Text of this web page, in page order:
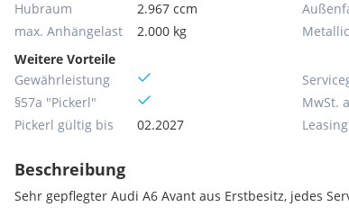
Hubraum
2.967 ccm
max. Anhängelast
2.000 kg
Weitere Vorteile
Gewährleistung
§57a "Pickerl"
Pickerl gültig bis
02.2027
MwSt.
Beschreibung
Sehr gepflegter Audi A6 Avant aus Erstbesitz, jedes